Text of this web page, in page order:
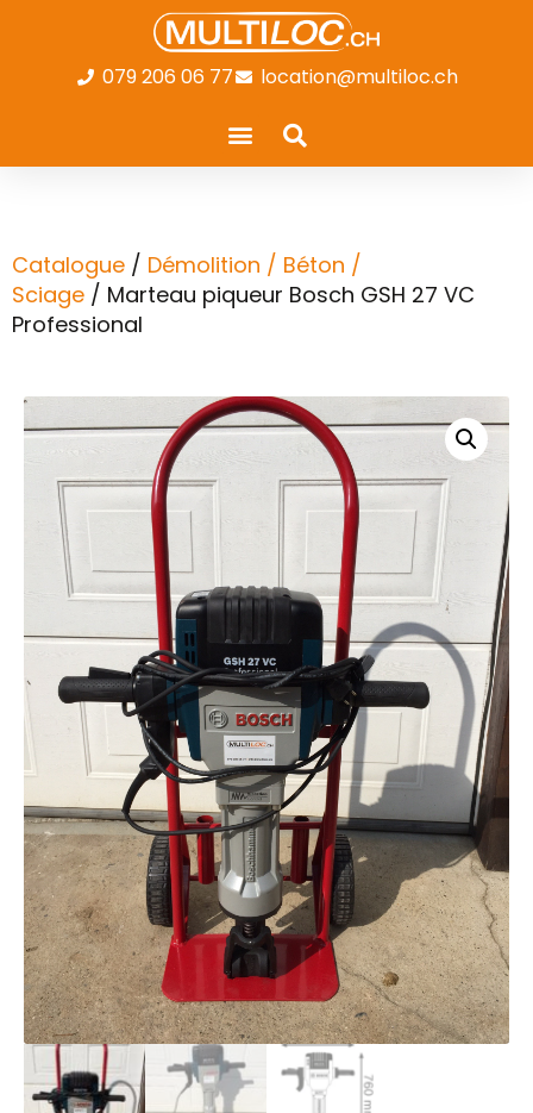
079 206 06 77 location@multiloc.ch
Catalogue / Démolition / Béton /
Sciage / Marteau piqueur Bosch GSH 27 VC
Professional